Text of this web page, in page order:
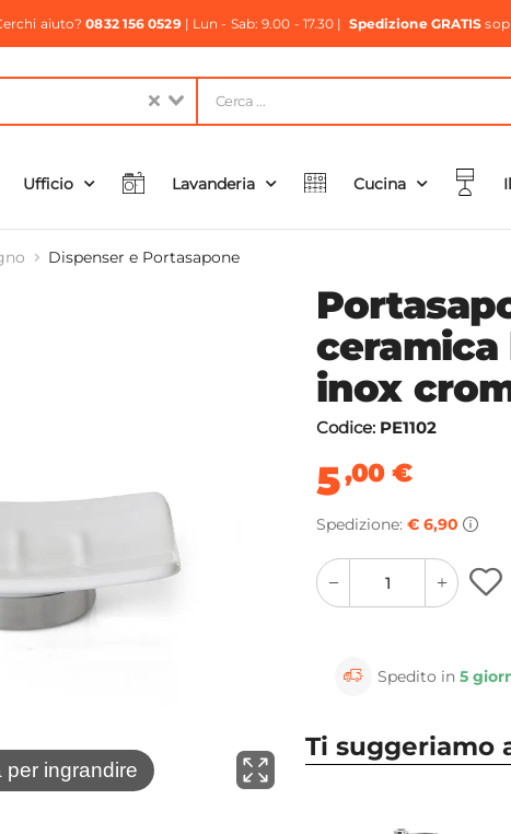
aiuto?0832 156 0529| Lun - Sab: 9.00 - 17.30 | Spedizione GRATIS
Ufficio Lavanderia Cucina
Dispenser e Portasapone
per ingrandire ⚲
ceramica
inox
Codice: PE1102
5,00 €
Spedizione: € 6,90
quantity
button
quantity
minus
button
Spedito in5
Ti suggeriamo